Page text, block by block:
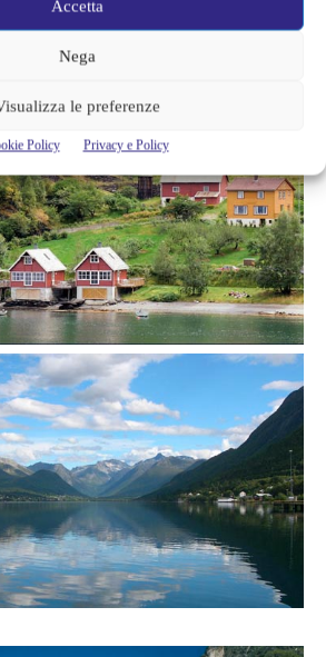
Accetta
Nega
le preferenze
Policy Privacy e Policy